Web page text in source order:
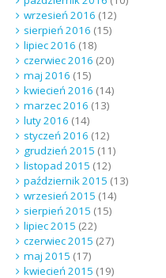
wrzesień 2016 (12)
sierpień 2016 (15)
lipiec 2016 (18)
czerwiec 2016 (20)
maj 2016 (15)
kwiecień 2016 (14)
marzec 2016 (13)
luty 2016 (14)
styczeń 2016 (12)
grudzień 2015 (11)
listopad 2015 (12)
październik 2015 (13)
wrzesień 2015 (14)
sierpień 2015 (15)
lipiec 2015 (22)
czerwiec 2015 (27)
maj 2015 (17)
kwiecień 2015 (19)